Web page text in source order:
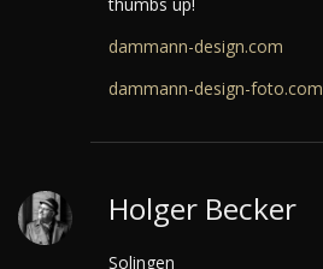
thumbs up!
dammann-design.com
dammann-design-foto.com
Holger Becker
Solingen